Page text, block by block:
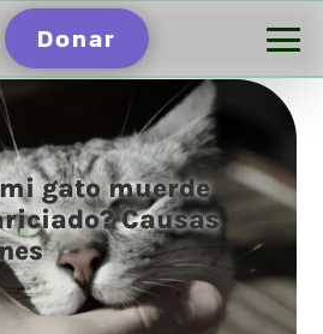
Donar
gato muerde
Causas